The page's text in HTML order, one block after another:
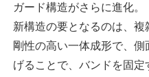
ガード構造がさらに進化。
新構造の要となるのは、複
剛性の高い一体成形で、
げることで、バンドを固